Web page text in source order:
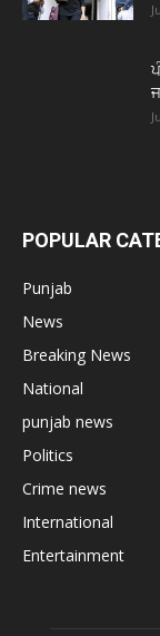
POPULAR
Punjab
News
Breaking News
National
punjab news
Politics
Crime news
International
Entertainment